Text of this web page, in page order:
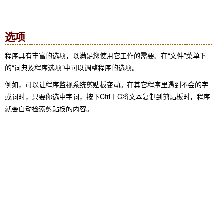
选项
程序具有丰富的选项，以满足您使用它工作的需要。在“文件”菜单下
的“词典及程序选项”中可以调整程序的选项。
例如，可以让程序监视系统剪贴板变动。在其它程序里遇到不会的字
或词时，只要你选中字词，按下Ctrl＋C将文本复制到剪贴板时，程序
就会自动检索剪贴板的内容。